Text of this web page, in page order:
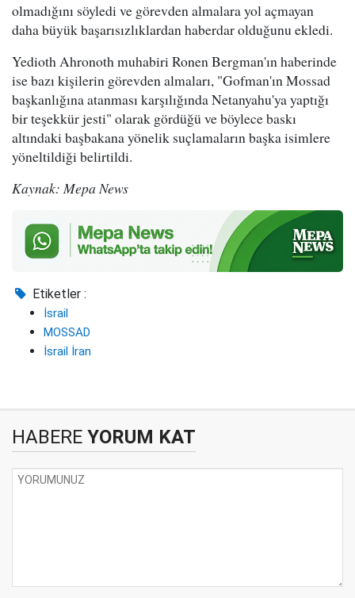
olmadığını söyledi ve görevden almalara yol açmayan
daha büyük başarısızlıklardan haberdar olduğunu ekledi.
Yedioth Ahronoth muhabiri Ronen Bergman'ın haberinde
ise bazı kişilerin görevden almaları, "Gofman'ın Mossad
başkanlığına atanması karşılığında Netanyahu'ya yaptığı
bir teşekkür jesti" olarak gördüğü ve böylece baskı
altındaki başbakana yönelik suçlamaların başka isimlere
yöneltildiği belirtildi.
Kaynak: Mepa News
Etiketler :
İsrail
MOSSAD
İsrail İran
HABERE YORUM KAT